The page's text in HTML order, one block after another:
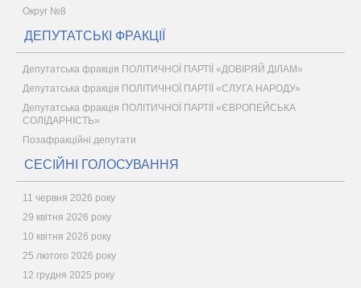
Округ №8
ДЕПУТАТСЬКІ ФРАКЦІЇ
Депутатська фракція ПОЛІТИЧНОЇ ПАРТІЇ «ДОВІРЯЙ ДІЛАМ»
Депутатська фракція ПОЛІТИЧНОЇ ПАРТІЇ «СЛУГА НАРОДУ»
Депутатська фракція ПОЛІТИЧНОЇ ПАРТІЇ «ЄВРОПЕЙСЬКА
СОЛІДАРНІСТЬ»
Позафракційні депутати
СЕСІЙНІ ГОЛОСУВАННЯ
11 червня 2026 року
29 квітня 2026 року
10 квітня 2026 року
25 лютого 2026 року
12 грудня 2025 року